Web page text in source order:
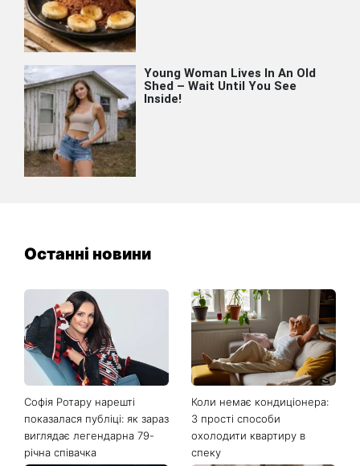
Останні новини
Софія Ротару нарешті
показалася публіці: як зараз
виглядає легендарна 79-
річна співачка
Коли немає кондиціонера:
3 прості способи
охолодити квартиру в
спеку